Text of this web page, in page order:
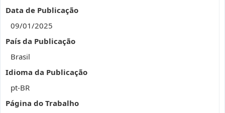
Data de Publicação
09/01/2025
País da Publicação
Brasil
Idioma da Publicação
pt-BR
Página do Trabalho